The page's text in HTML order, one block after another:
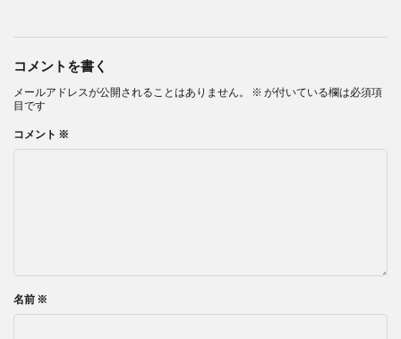
コメントを書く
メールアドレスが公開されることはありません。 ※ が付いている欄は必須項
目です
コメント ※
名前 ※